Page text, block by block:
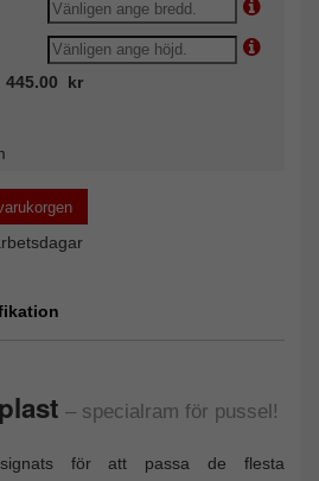
445.00 kr
– specialram för pussel!
för att passa de flesta